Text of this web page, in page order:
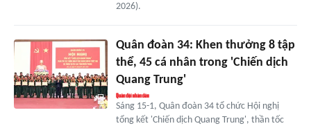
2026).
Quân đoàn 34: Khen thưởng 8 tập
thể, 45 cá nhân trong 'Chiến dịch
Quang Trung'
Sáng 15-1, Quân đoàn 34 tổ chức Hội nghị
tổng kết 'Chiến dịch Quang Trung', thần tốc